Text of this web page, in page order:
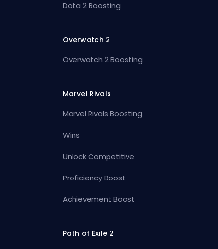
Dota 2 Boosting
Overwatch 2
Overwatch 2 Boosting
Marvel Rivals
Marvel Rivals Boosting
Wins
Unlock Competitive
Proficiency Boost
Achievement Boost
Path of Exile 2